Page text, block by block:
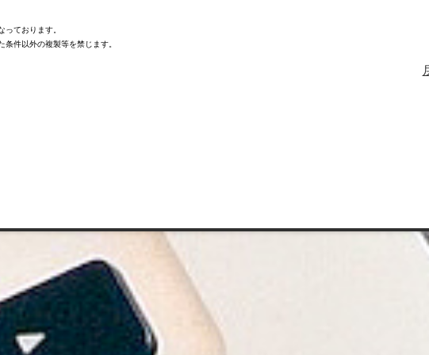
ております。
件以外の複製等を禁じます。